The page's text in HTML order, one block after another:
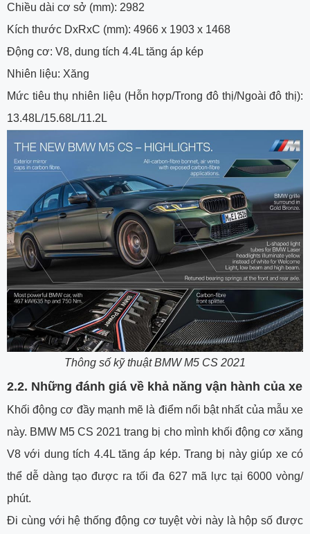
Chiều dài cơ sở (mm): 2982
Kích thước DxRxC (mm): 4966 x 1903 x 1468
Động cơ: V8, dung tích 4.4L tăng áp kép
Nhiên liệu: Xăng
Mức tiêu thụ nhiên liệu (Hỗn hợp/Trong đô thị/Ngoài đô thị):
13.48L/15.68L/11.2L
Thông số kỹ thuật BMW M5 CS 2021
2.2. Những đánh giá về khả năng vận hành của xe
Khối động cơ đầy mạnh mẽ là điểm nổi bật nhất của mẫu xe
này. BMW M5 CS 2021 trang bị cho mình khối động cơ xăng
V8 với dung tích 4.4L tăng áp kép. Trang bị này giúp xe có
thể dễ dàng tạo được ra tối đa 627 mã lực tại 6000 vòng/
phút.
Đi cùng với hệ thống động cơ tuyệt vời này là hộp số được